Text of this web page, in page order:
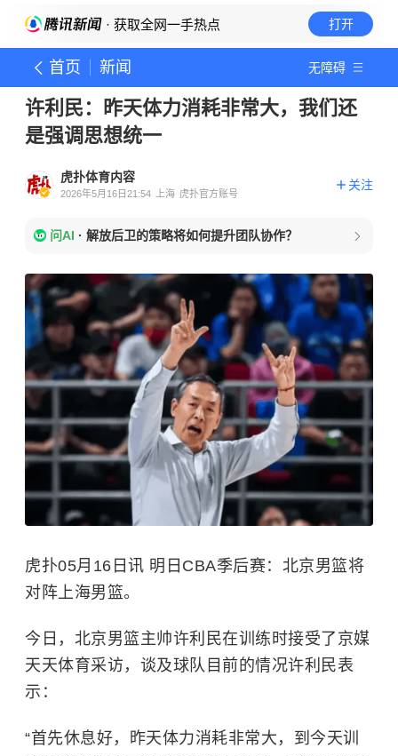
· 获取全网一手热点 打开
首页 新闻 无障碍
许利民：昨天体力消耗非常大，我们还
是强调思想统一
虎扑体育内容
2026年5月16日21:54 上海 虎扑官方账号
关注
问AI · 解放后卫的策略将如何提升团队协作？
虎扑05月16日讯 明日CBA季后赛：北京男篮将
对阵上海男篮。
今日，北京男篮主帅许利民在训练时接受了京媒
天天体育采访，谈及球队目前的情况许利民表
示：
“首先休息好，昨天体力消耗非常大，到今天训